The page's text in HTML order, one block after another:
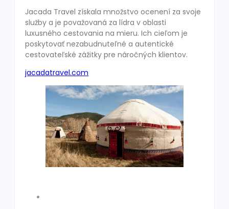
Jacada Travel získala množstvo ocenení za svoje
služby a je považovaná za lídra v oblasti
luxusného cestovania na mieru. Ich cieľom je
poskytovať nezabudnuteľné a autentické
cestovateľské zážitky pre náročných klientov.
jacadatravel.com